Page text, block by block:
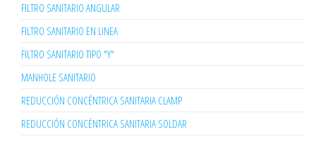
FILTRO SANITARIO ANGULAR
FILTRO SANITARIO EN LINEA
FILTRO SANITARIO TIPO "Y"
MANHOLE SANITARIO
REDUCCIÓN CONCÉNTRICA SANITARIA CLAMP
REDUCCIÓN CONCÉNTRICA SANITARIA SOLDAR